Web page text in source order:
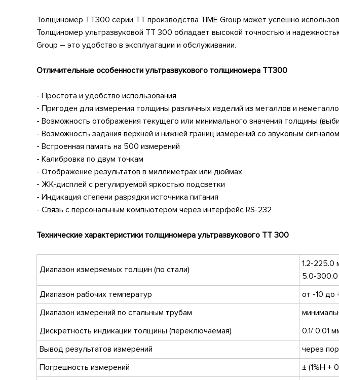
Толщиномер TT300 серии TT производства TIME Group может успешно
Толщиномер ультразвуковой ТТ 300 обладает высокой точностью и
Group – это удобство в эксплуатации и обслуживании.
Отличительные особенности ультразвукового толщиномера TT300
- Простота и удобство использования
- Пригоден для измерения толщины различных изделий из металлов и
- Возможность отображения текущего или минимального значения толщины
- Возможность задания верхней и нижней границ измерений со звуковым сигналом
- Встроенная память на 500 измерений
- Калибровка по двум точкам
- Отображение результатов в миллиметрах или дюймах
- ЖК-дисплей с регулируемой яркостью подсветки
- Индикация степени разрядки источника питания
- Связь с персональным компьютером через интерфейс RS-232
Технические характеристики толщиномера ультразвукового TT 300
Диапазон измеряемых толщин (по стали)
1.2-225.0
5.0-300.0
Диапазон рабочих температур
от -10 до
Диапазон измерений по стальным трубам
Дискретность индикации толщины (переключаемая)
0.1/ 0.01
Вывод результатов измерений
через
Погрешность измерений
± (1%Н +